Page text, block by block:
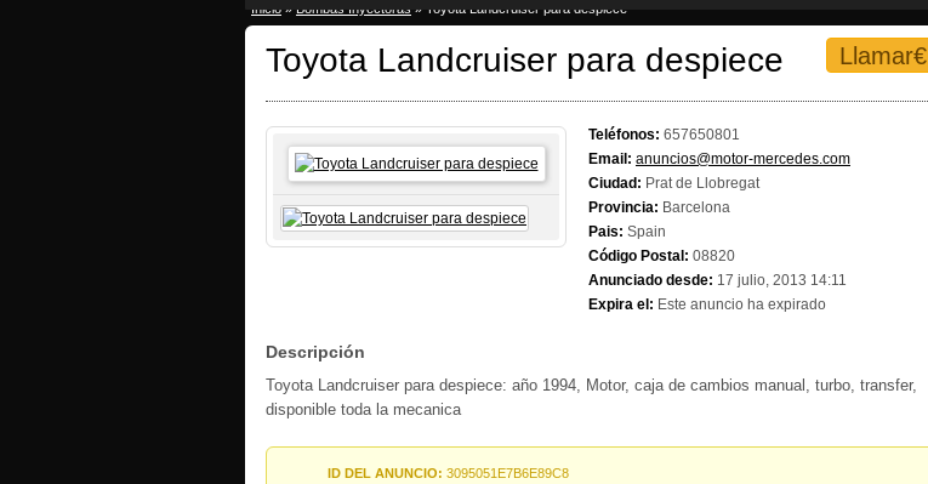
Inicio » Bombas Inyectoras » Toyota Landcruiser para despiece
Llamar€
Toyota Landcruiser para despiece
Teléfonos: 657650801
Email: anuncios@motor-mercedes.com
Ciudad: Prat de Llobregat
Provincia: Barcelona
Pais: Spain
Código Postal: 08820
Anunciado desde: 17 julio, 2013 14:11
Expira el: Este anuncio ha expirado
Descripción
Toyota Landcruiser para despiece: año 1994, Motor, caja de cambios manual, turbo, transfer,
disponible toda la mecanica
ID DEL ANUNCIO: 3095051E7B6E89C8